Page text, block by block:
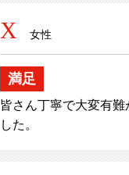
X 女性
満足
皆さん丁寧で大変有
した。